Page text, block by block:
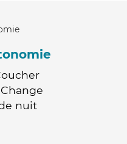
nuit